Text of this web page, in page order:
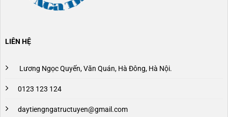
LIÊN HỆ
Lương Ngọc Quyến, Văn Quán, Hà Đông, Hà Nội.
0123 123 124
daytiengngatructuyen@gmail.com